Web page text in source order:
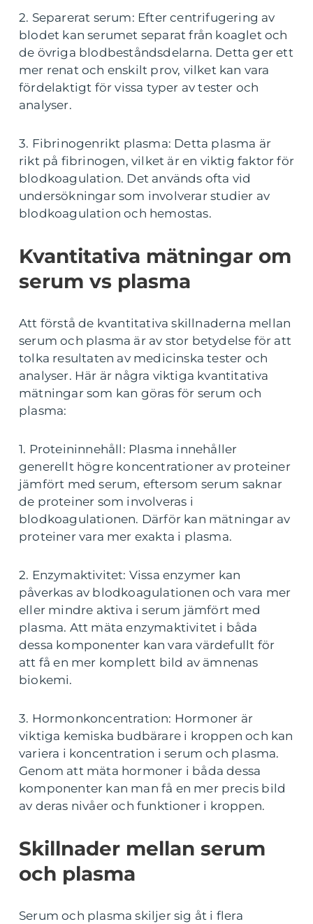
2. Separerat serum: Efter centrifugering av
blodet kan serumet separat från koaglet och
de övriga blodbeståndsdelarna. Detta ger ett
mer renat och enskilt prov, vilket kan vara
fördelaktigt för vissa typer av tester och
analyser.
3. Fibrinogenrikt plasma: Detta plasma är
rikt på fibrinogen, vilket är en viktig faktor för
blodkoagulation. Det används ofta vid
undersökningar som involverar studier av
blodkoagulation och hemostas.
Kvantitativa mätningar om
serum vs plasma
Att förstå de kvantitativa skillnaderna mellan
serum och plasma är av stor betydelse för att
tolka resultaten av medicinska tester och
analyser. Här är några viktiga kvantitativa
mätningar som kan göras för serum och
plasma:
1. Proteininnehåll: Plasma innehåller
generellt högre koncentrationer av proteiner
jämfört med serum, eftersom serum saknar
de proteiner som involveras i
blodkoagulationen. Därför kan mätningar av
proteiner vara mer exakta i plasma.
2. Enzymaktivitet: Vissa enzymer kan
påverkas av blodkoagulationen och vara mer
eller mindre aktiva i serum jämfört med
plasma. Att mäta enzymaktivitet i båda
dessa komponenter kan vara värdefullt för
att få en mer komplett bild av ämnenas
biokemi.
3. Hormonkoncentration: Hormoner är
viktiga kemiska budbärare i kroppen och kan
variera i koncentration i serum och plasma.
Genom att mäta hormoner i båda dessa
komponenter kan man få en mer precis bild
av deras nivåer och funktioner i kroppen.
Skillnader mellan serum
och plasma
Serum och plasma skiljer sig åt i flera